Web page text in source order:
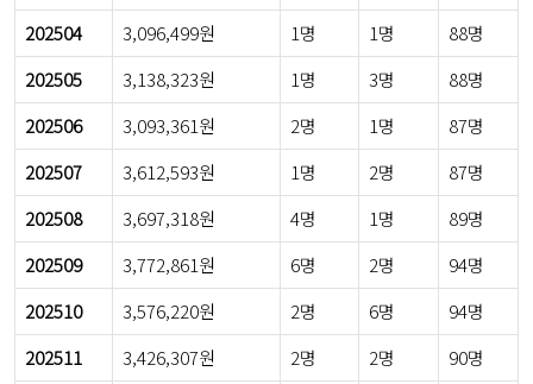
202504
3,096,499원 1명 1명
88명
202505
3,138,323원 1명 3명
88명
202506
3,093,361원 2명 1명
87명
202507
3,612,593원 1명 2명
87명
202508
3,697,318원 4명 1명
89명
202509
3,772,861원 6명 2명
94명
202510
3,576,220원 2명 6명
94명
202511
3,426,307원 2명 2명
90명